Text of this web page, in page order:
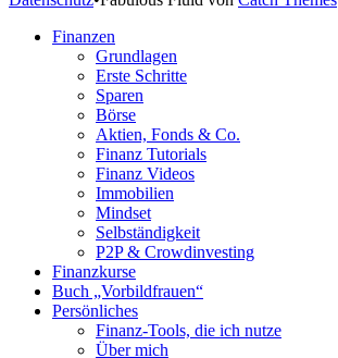
oben
Finanzen
Grundlagen
Erste Schritte
Sparen
Börse
Aktien, Fonds & Co.
Finanz Tutorials
Finanz Videos
Immobilien
Mindset
Selbständigkeit
P2P & Crowdinvesting
Finanzkurse
Buch „Vorbildfrauen“
Persönliches
Finanz-Tools, die ich nutze
Über mich